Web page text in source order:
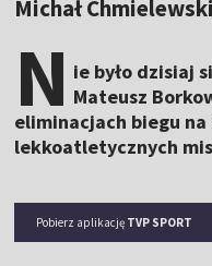
Michał Chmielewski
N ie było dzisiaj
Mateusz
eliminacjach biegu
lekkoatletycznych
Pobierz aplikację TVP SPORT